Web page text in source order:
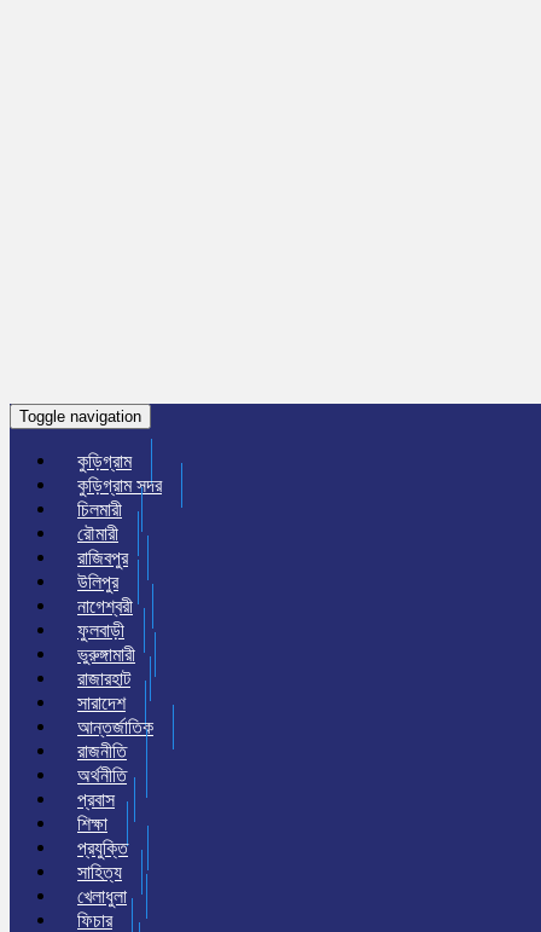
Toggle navigation
কুড়িগ্রাম
কুড়িগ্রাম সদর
চিলমারী
রৌমারী
রাজিবপুর
উলিপুর
নাগেশ্বরী
ফুলবাড়ী
ভুরুঙ্গামারী
রাজারহাট
সারাদেশ
আন্তর্জাতিক
রাজনীতি
অর্থনীতি
প্রবাস
শিক্ষা
প্রযুক্তি
সাহিত্য
খেলাধুলা
ফিচার